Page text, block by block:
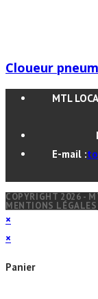
Cloueur
MTL
E-mail :
COPYRIGHT 2026 -
MENTIONS LÉGALES
×
×
Panier